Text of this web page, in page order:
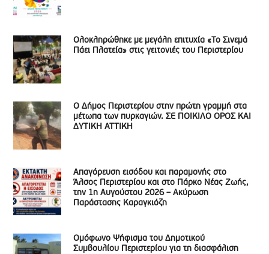
Ολοκληρώθηκε με μεγάλη επιτυχία «Το Σινεμά
Πάει Πλατεία» στις γειτονιές του Περιστερίου
Ο Δήμος Περιστερίου στην πρώτη γραμμή στα
μέτωπα των πυρκαγιών. ΣΕ ΠΟΙΚΙΛΟ ΟΡΟΣ ΚΑΙ
ΔΥΤΙΚΗ ΑΤΤΙΚΗ
Απαγόρευση εισόδου και παραμονής στο
Άλσος Περιστερίου και στο Πάρκο Νέας Ζωής,
την 1η Αυγούστου 2026 – Ακύρωση
Παράστασης Καραγκιόζη
Ομόφωνο Ψήφισμα του Δημοτικού
Συμβουλίου Περιστερίου για τη διασφάλιση